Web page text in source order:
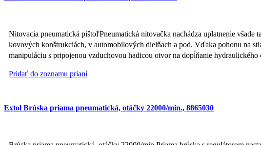
Nitovacia pneumatická pištoľPneumatická nitovačka nachádza uplatnenie
kovových konštrukciách, v automobilových dielňach a pod. Vďaka pohonu na
manipuláciu s pripojenou vzduchovou hadicou otvor na dopĺňanie
Pridať do zoznamu prianí
Extol Brúska priama pneumatická, otáčky 22000/min., 8865030